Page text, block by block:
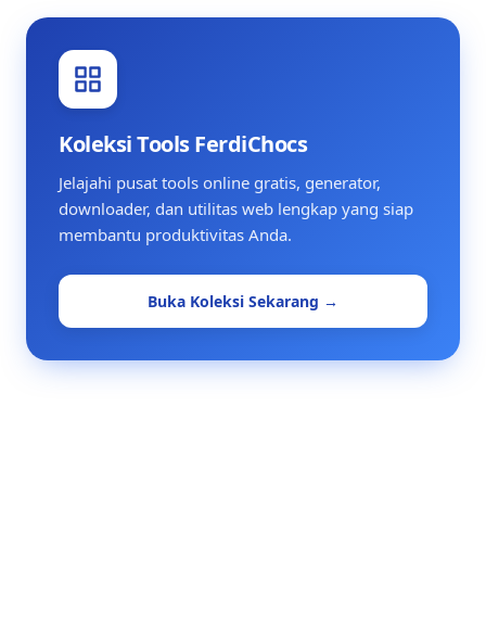
Koleksi Tools FerdiChocs
Jelajahi pusat tools online gratis, generator,
downloader, dan utilitas web lengkap yang siap
membantu produktivitas Anda.
Buka Koleksi Sekarang →